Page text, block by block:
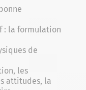
: la formulation
de
les
attitudes, la